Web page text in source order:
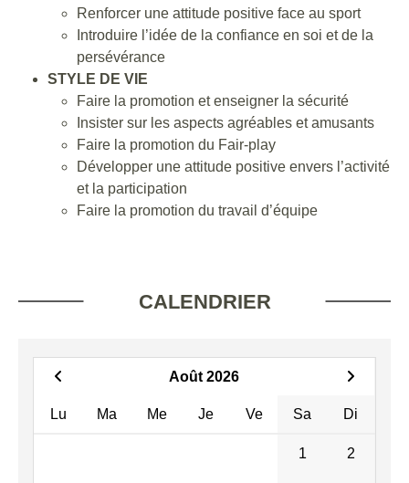
Renforcer une attitude positive face au sport
Introduire l’idée de la confiance en soi et de la
persévérance
STYLE DE VIE
Faire la promotion et enseigner la sécurité
Insister sur les aspects agréables et amusants
Faire la promotion du Fair-play
Développer une attitude positive envers l’activité
et la participation
Faire la promotion du travail d’équipe
CALENDRIER
Août 2026
Lu Ma Me Je Ve Sa Di
1 2